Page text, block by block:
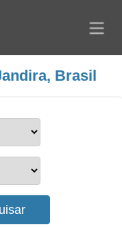
Brasil